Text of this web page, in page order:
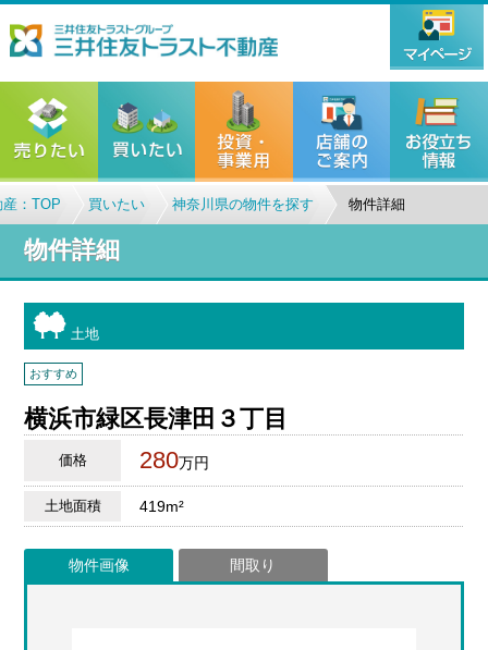
：TOP 買いたい 神奈川県の物件を探す 物件詳細
物件詳細
土地
おすすめ
横浜市緑区長津田３丁目
価格 280万円
土地面積 419m²
物件画像 間取り